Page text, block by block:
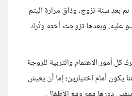
بعد سنة تزوج، وذاق مرارة اليتم
عليه، وبعدها تزوجت أخته وتُرك
كل أمور الاهتمام والتربية للزوجة
يكون أمام اختيارين؛ إما أن يعيش